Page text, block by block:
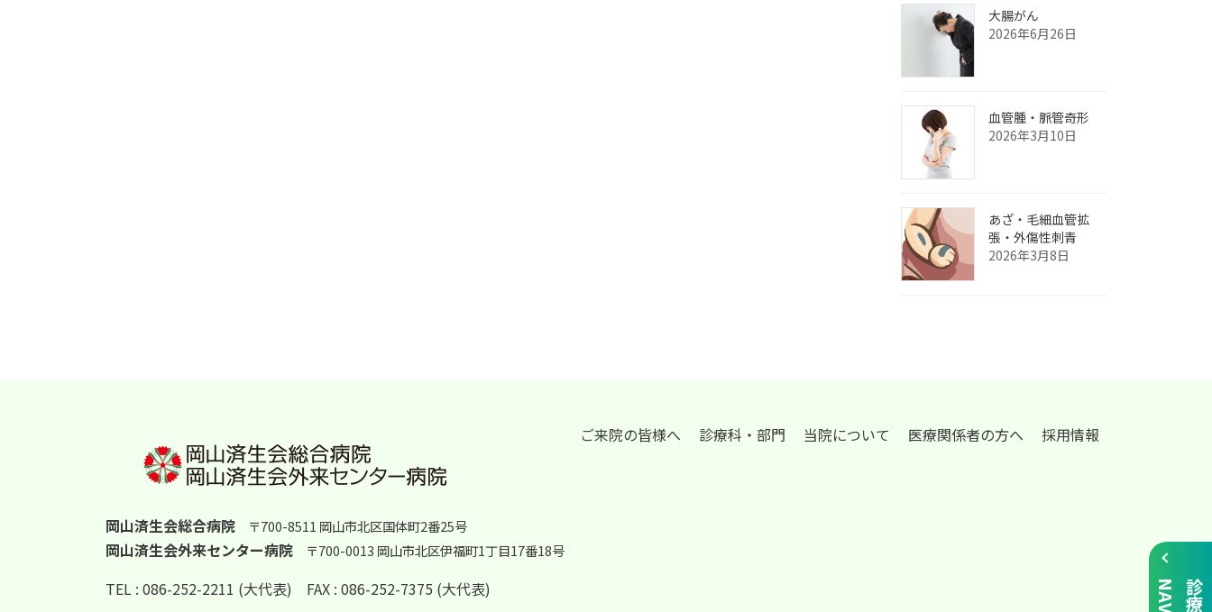
診
療
N
A
V
I
大腸がん
2026年6月26日
血管腫・脈管奇形
2026年3月10日
あざ‧毛細血管拡
張‧外傷性刺青
2026年3月8日
岡山済生会総合病院 〒700-8511 岡山市北区国体町2番25号
岡山済生会外来センター病院 〒700-0013 岡山市北区伊福町1丁目17番18号
TEL : 086-252-2211 (大代表) FAX : 086-252-7375 (大代表)
ご来院の皆様へ 診療科・部門 当院について 医療関係者の方へ 採用情報